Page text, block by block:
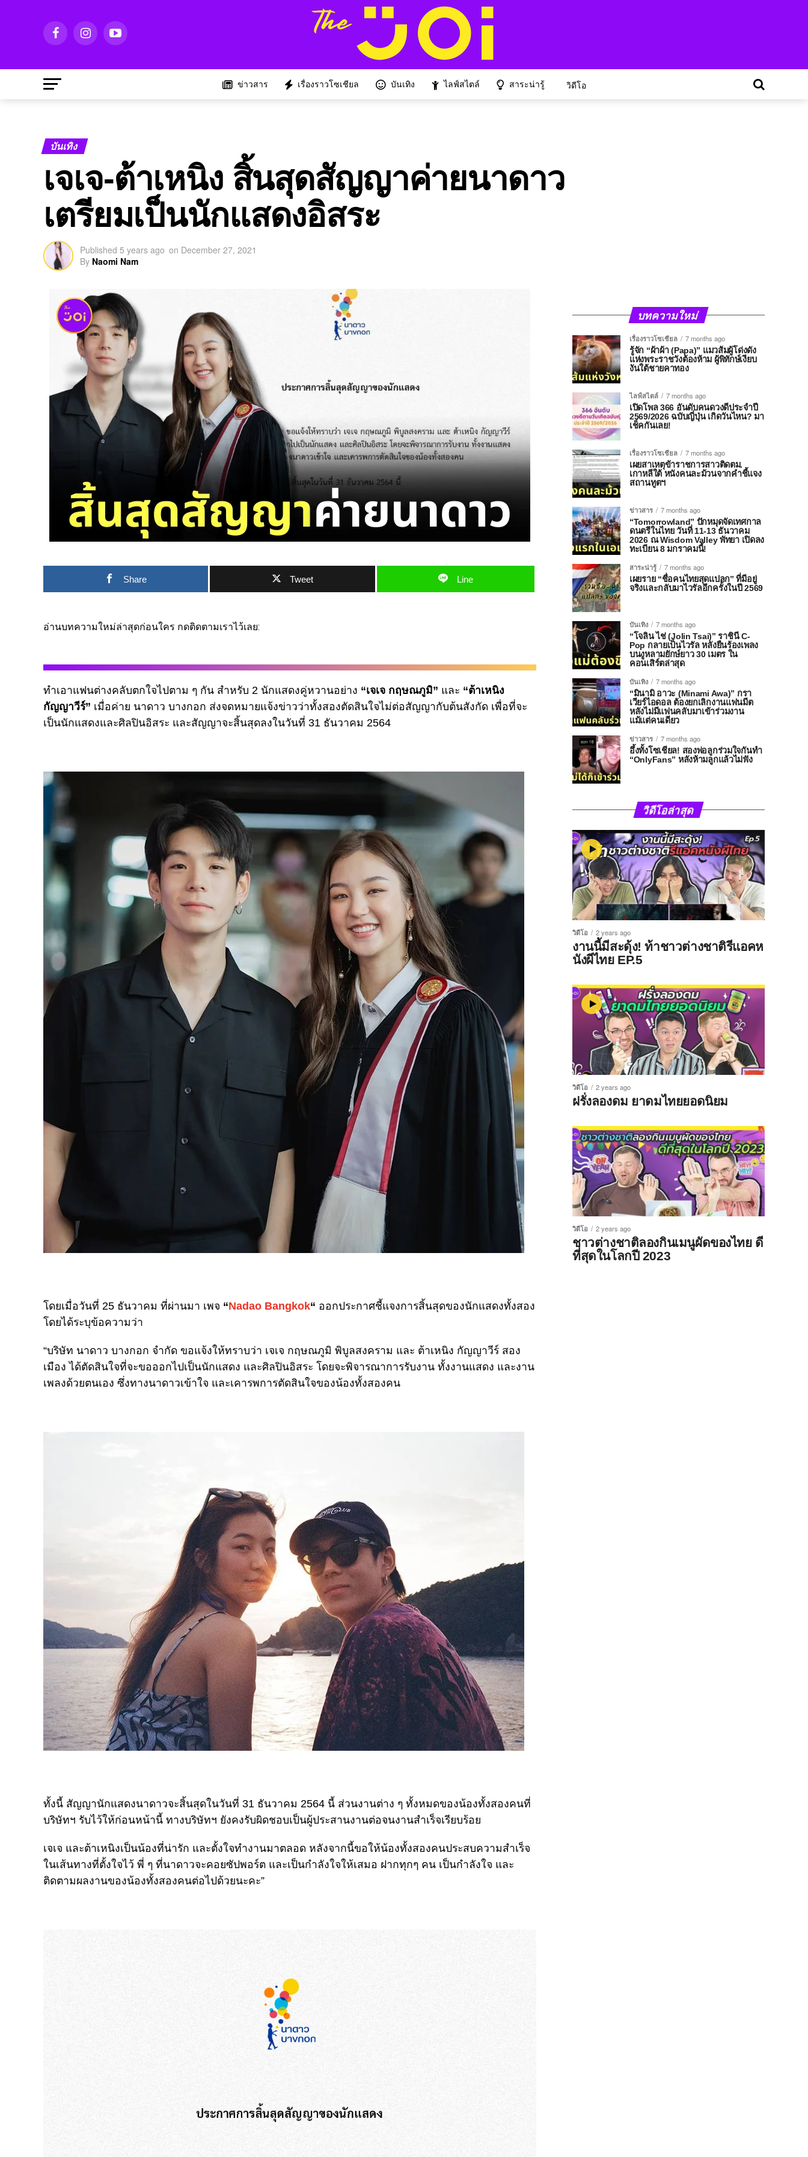
ข่าวสาร เรื่องราวโซเชียล บันเทิง ไลฟ์สไตล์ สาระน่ารู้ วิดีโอ
บันเทิง
เจเจ-ต้าเหนิง สิ้นสุดสัญญาค่ายนาดาว
เตรียมเป็นนักแสดงอิสระ
Published 5 years ago on December 27, 2021
By Naomi Nam
Share Tweet Line
อ่านบทความใหม่ล่าสุดก่อนใคร กดติดตามเราไว้เลย:
ทำเอาแฟนต่างคลับตกใจไปตาม ๆ กัน สำหรับ 2 นักแสดงคู่หวานอย่าง “เจเจ กฤษณภูมิ” และ “ต้าเหนิง
กัญญาวีร์” เมื่อค่าย นาดาว บางกอก ส่งจดหมายแจ้งข่าวว่าทั้งสองตัดสินใจไม่ต่อสัญญากับต้นสังกัด เพื่อที่จะ
เป็นนักแสดงและศิลปินอิสระ และสัญญาจะสิ้นสุดลงในวันที่ 31 ธันวาคม 2564
โดยเมื่อวันที่ 25 ธันวาคม ที่ผ่านมา เพจ “Nadao Bangkok“ ออกประกาศชี้แจงการสิ้นสุดของนักแสดงทั้งสอง
โดยได้ระบุข้อความว่า
“บริษัท นาดาว บางกอก จำกัด ขอแจ้งให้ทราบว่า เจเจ กฤษณภูมิ พิบูลสงคราม และ ต้าเหนิง กัญญาวีร์ สอง
เมือง ได้ตัดสินใจที่จะขอออกไปเป็นนักแสดง และศิลปินอิสระ โดยจะพิจารณาการรับงาน ทั้งงานแสดง และงาน
เพลงด้วยตนเอง ซึ่งทางนาดาวเข้าใจ และเคารพการตัดสินใจของน้องทั้งสองคน
ทั้งนี้ สัญญานักแสดงนาดาวจะสิ้นสุดในวันที่ 31 ธันวาคม 2564 นี้ ส่วนงานต่าง ๆ ทั้งหมดของน้องทั้งสองคนที่
บริษัทฯ รับไว้ให้ก่อนหน้านี้ ทางบริษัทฯ ยังคงรับผิดชอบเป็นผู้ประสานงานต่อจนงานสำเร็จเรียบร้อย
เจเจ และต้าเหนิงเป็นน้องที่น่ารัก และตั้งใจทำงานมาตลอด หลังจากนี้ขอให้น้องทั้งสองคนประสบความสำเร็จ
ในเส้นทางที่ตั้งใจไว้ พี่ ๆ ที่นาดาวจะคอยซัปพอร์ต และเป็นกำลังใจให้เสมอ ฝากทุกๆ คน เป็นกำลังใจ และ
ติดตามผลงานของน้องทั้งสองคนต่อไปด้วยนะคะ”
บทความใหม่
เรื่องราวโซเชียล
7 months ago
รู้จัก “ผ้าผ้า (Papa)” แมวส้มผู้โด่งดัง
แห่งพระราชวังต้องห้าม ผู้พิทักษ์เงียบ
งันใต้ชายคาทอง
ไลฟ์สไตล์
7 months ago
เปิดโพล 366 อันดับคนดวงดีประจำปี
2569/2026 ฉบับญี่ปุ่น เกิดวันไหน? มา
เช็คกันเลย!
เรื่องราวโซเชียล
7 months ago
เผยสาเหตุข้าราชการสาวติดตม.
เกาหลีใต้ หนังคนละม้วนจากคำชี้แจง
สถานทูตฯ
ข่าวสาร
7 months ago
“Tomorrowland” ปักหมุดจัดเทศกาล
ดนตรีในไทย วันที่ 11-13 ธันวาคม
2026 ณ Wisdom Valley พัทยา เปิดลง
ทะเบียน 8 มกราคมนี้!
สาระน่ารู้
7 months ago
เผยราย “ชื่อคนไทยสุดแปลก” ที่มีอยู่
จริงและกลับมาไวรัลอีกครั้งในปี 2569
บันเทิง
7 months ago
“โจลิน ไช่ (Jolin Tsai)” ราชินี C-
Pop กลายเป็นไวรัล หลังยืนร้องเพลง
บนงูหลามยักษ์ยาว 30 เมตร ใน
คอนเสิร์ตล่าสุด
บันเทิง
7 months ago
“มินามิ อาวะ (Minami Awa)” กรา
เวียร์ไอดอล ต้องยกเลิกงานแฟนมีต
หลังไม่มีแฟนคลับมาเข้าร่วมงาน
แม้แต่คนเดียว
ข่าวสาร
7 months ago
อึ้งทั้งโซเชียล! สองพ่อลูกร่วมใจกันทำ
“OnlyFans” หลังห้ามลูกแล้วไม่ฟัง
วิดีโอล่าสุด
วิดีโอ 2 years ago
งานนี้มีสะดุ้ง! ท้าชาวต่างชาติรีแอคห
นังผีไทย EP.5
วิดีโอ 2 years ago
ฝรั่งลองดม ยาดมไทยยอดนิยม
วิดีโอ 2 years ago
ชาวต่างชาติลองกินเมนูผัดของไทย ดี
ที่สุดในโลกปี 2023